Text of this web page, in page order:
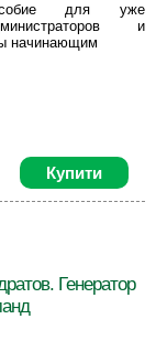
для уже
и
начинающим
Купити
Генератор